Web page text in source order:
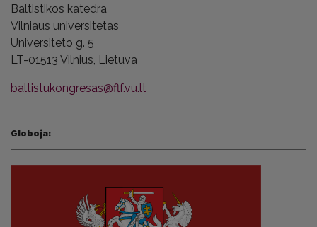
Baltistikos katedra
Vilniaus universitetas
Universiteto g. 5
LT-01513 Vilnius, Lietuva
baltistukongresas@flf.vu.lt
Globoja: